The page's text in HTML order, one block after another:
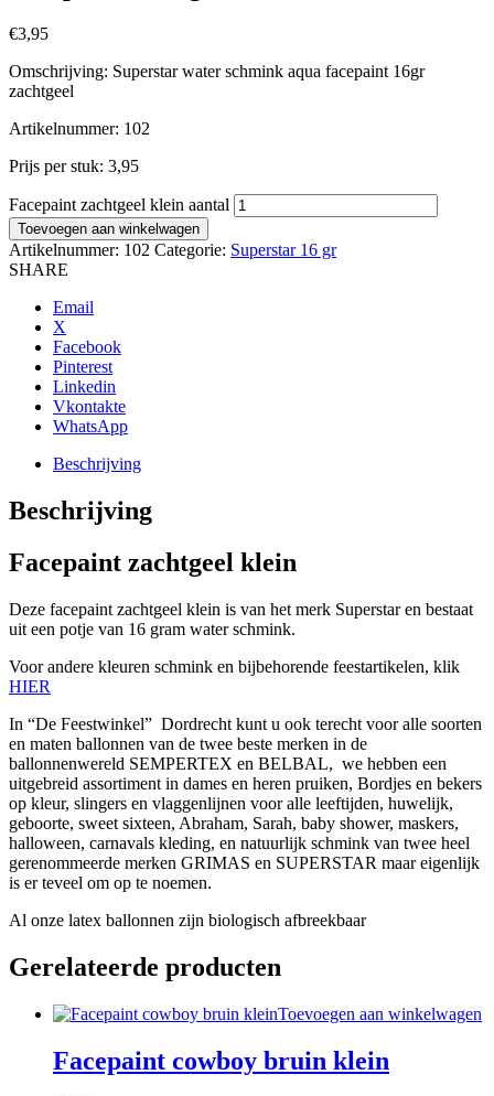
€3,95
Omschrijving: Superstar water schmink aqua facepaint 16gr
zachtgeel
Artikelnummer: 102
Prijs per stuk: 3,95
Facepaint zachtgeel klein aantal
Toevoegen aan winkelwagen
Artikelnummer: 102 Categorie: Superstar 16 gr
SHARE
Email
X
Facebook
Pinterest
Linkedin
Vkontakte
WhatsApp
Beschrijving
Beschrijving
Facepaint zachtgeel klein
Deze facepaint zachtgeel klein is van het merk Superstar en bestaat
uit een potje van 16 gram water schmink.
Voor andere kleuren schmink en bijbehorende feestartikelen, klik
HIER
In “De Feestwinkel” Dordrecht kunt u ook terecht voor alle soorten
en maten ballonnen van de twee beste merken in de
ballonnenwereld SEMPERTEX en BELBAL, we hebben een
uitgebreid assortiment in dames en heren pruiken, Bordjes en bekers
op kleur, slingers en vlaggenlijnen voor alle leeftijden, huwelijk,
geboorte, sweet sixteen, Abraham, Sarah, baby shower, maskers,
halloween, carnavals kleding, en natuurlijk schmink van twee heel
gerenommeerde merken GRIMAS en SUPERSTAR maar eigenlijk
is er teveel om op te noemen.
Al onze latex ballonnen zijn biologisch afbreekbaar
Gerelateerde producten
Toevoegen aan winkelwagen
Facepaint cowboy bruin klein